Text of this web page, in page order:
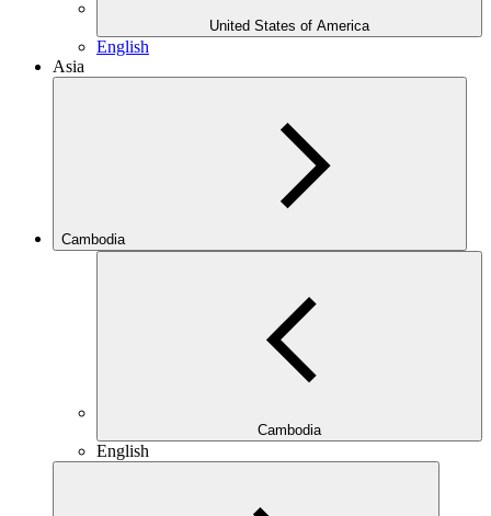
United States of America
English
Asia
Cambodia
Cambodia
English